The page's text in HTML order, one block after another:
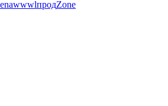
wwwlпродZone